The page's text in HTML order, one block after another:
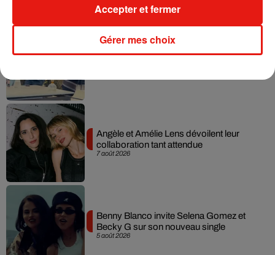
Tayc et Didi B dévoilent le single le plus
7 août 2026
Angèle et Amélie Lens dévoilent leur
collaboration tant attendue
5 août 2026
Benny Blanco invite Selena Gomez et
Becky G sur son nouveau single
Gérer mes choix
Accepter et fermer